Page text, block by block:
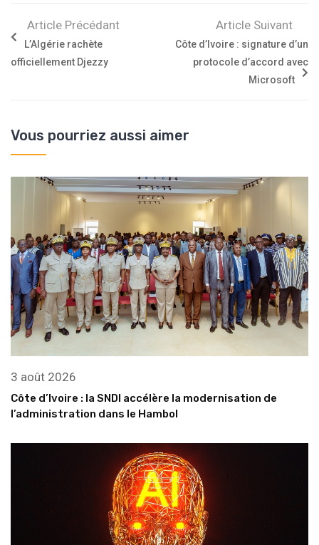
Article Précédant
L’Algérie rachète
officiellement Djezzy
Article Suivant
Côte d’Ivoire : signature d’un
protocole d’accord avec
Microsoft
Vous pourriez aussi aimer
3 août 2026
Côte d’Ivoire : la SNDI accélère la modernisation de
l’administration dans le Hambol